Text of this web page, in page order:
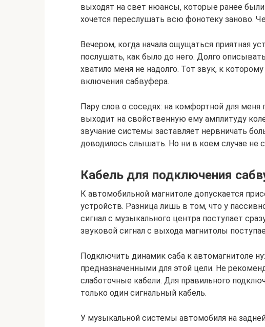
выходят на свет нюансы, которые ранее
хочется переслушать всю фонотеку заново.
Вечером, когда начала ощущаться приятная
послушать, как было до него. Долго
хватило меня не надолго. Тот звук, к
включения сабвуфера.
Пару слов о соседях: на комфортной для
выходит на свойственную ему амплитуду
звучание системы заставляет нервничать
доводилось слышать. Но ни в коем случае не
Кабель для подключения
К автомобильной магнитоле допускается
устройств. Разница лишь в том, что у
сигнал с музыкального центра поступает
звуковой сигнал с выхода магнитолы
Подключить динамик саба к автомагнитоле
предназначенными для этой цели. Не
слаботочные кабели. Для правильного
только один сигнальный кабель.
У музыкальной системы автомобиля на